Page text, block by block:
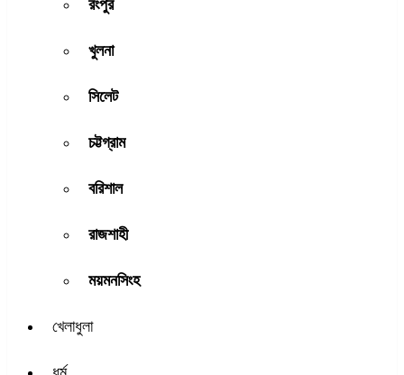
রংপুর
খুলনা
সিলেট
চট্টগ্রাম
বরিশাল
রাজশাহী
ময়মনসিংহ
খেলাধুলা